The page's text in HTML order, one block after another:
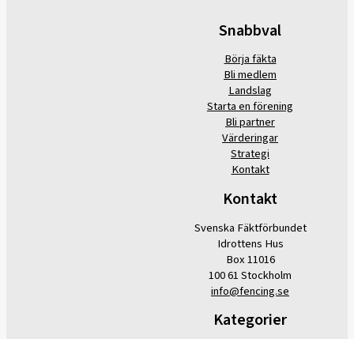
Snabbval
Börja fäkta
Bli medlem
Landslag
Starta en förening
Bli partner
Värderingar
Strategi
Kontakt
Kontakt
Svenska Fäktförbundet
Idrottens Hus
Box 11016
100 61 Stockholm
info@fencing.se
Kategorier